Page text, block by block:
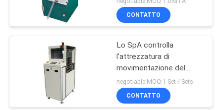
MAPPA
DEL
PRIVACY
POLICY
macchina
depaneling del PWB
11
macchina C 308B IC
32kg
CONTATTO
Lo SpA controlla
l'attrezzatura di
movimentazione del
PWB, caricatore
multifunzionale
dell'amplificatore di
negotiable MOQ:1 Set / Sets
CONTATTO